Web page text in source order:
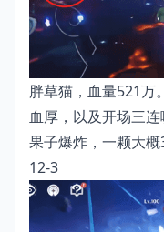
胖草猫，血量521万。
血厚，以及开场三
果子爆炸，一颗大概
12-3